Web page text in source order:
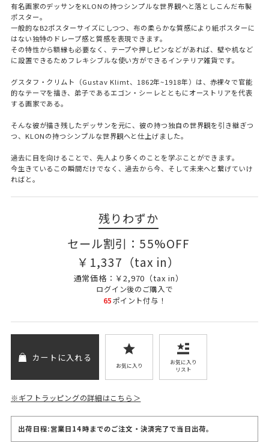
有名画家のデッサンをKLONの持つシンプルな世界観へと落としこんだ布製
ポスター。
一般的なB2ポスターサイズにしつつ、布の柔らかな質感により紙ポスターに
はない独特のドレープ感と質感を表現できます。
その特性から額縁も必要なく、テープや押しピンなどがあれば、壁や机など
に設置できるためフレキシブルな使い方ができるインテリア雑貨です。
グスタフ・クリムト（Gustav Klimt、1862年~1918年）は、赤裸々で官能
的なテーマを描き、弟子であるエゴン・シーレとともにオーストリアを代表
する画家である。
そんな彼が描き残したデッサンを元に、彼の持つ独自の世界観を引き継ぎつ
つ、KLONの持つシンプルな世界観へと仕上げました。
過去に目を向けることで、先人より多くのことを学ぶことができます。
今生きているこの瞬間だけでなく、過去から今、そして未来へと繋げていけ
ればと。
残りわずか
セール割引：55%OFF
￥ 1,337 （tax in）
通常価格：￥2,970（tax in）
ログイン後のご購入で
65ポイント付与！
カートに入れる
お気に入り
お気に入り
リスト
※ギフトラッピングの詳細はこちら＞
出荷日程:営業日14時までのご注文・決済完了で当日出荷。